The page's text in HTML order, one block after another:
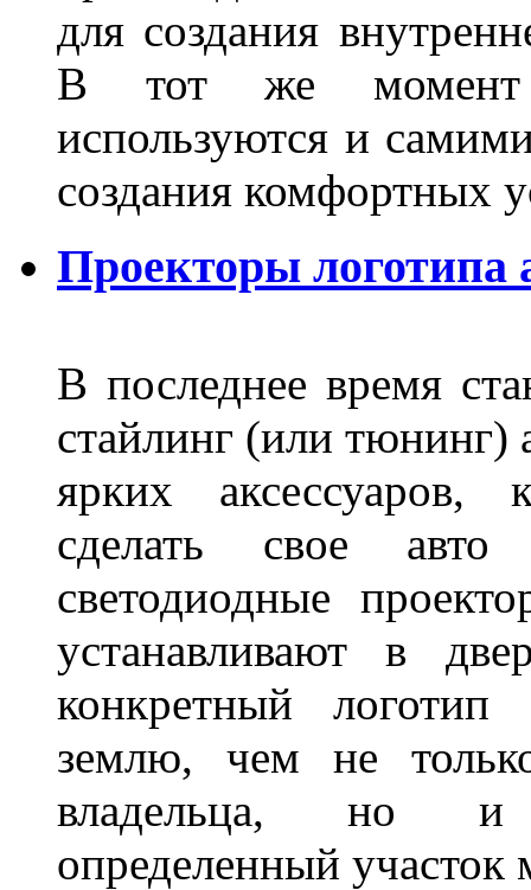
для создания
В тот же момент
используются и
создания комфортных
Проекторы логотипа
В последнее время
стайлинг (или тюнинг)
ярких аксессуаров,
сделать свое
светодиодные
устанавливают в
конкретный логотип
землю, чем не
владельца, но и
определенный участок